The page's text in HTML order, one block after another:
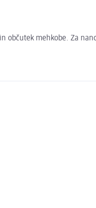
občutek mehkobe. Za